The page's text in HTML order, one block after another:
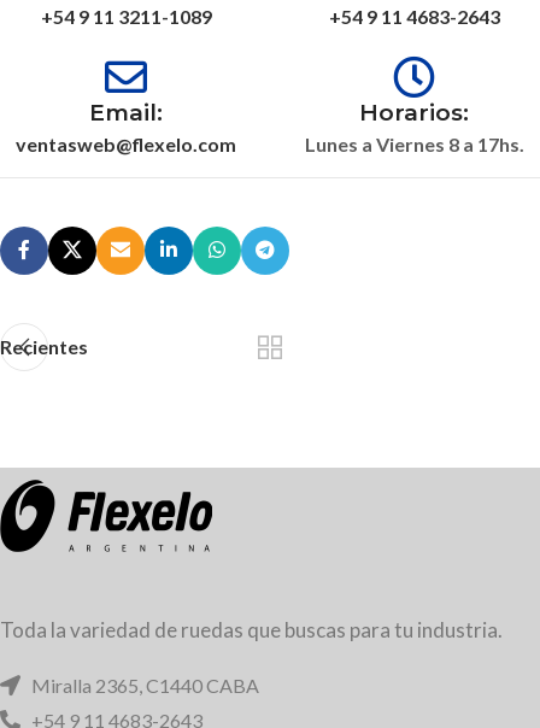
+54 9 11 3211-1089
Email:
ventasweb@flexelo.com
+54 9 11 4683-2643
Horarios:
Lunes a Viernes 8 a 17hs.
Recientes
Toda la variedad de ruedas que buscas para tu industria.
Miralla 2365, C1440 CABA
+54 9 11 4683-2643